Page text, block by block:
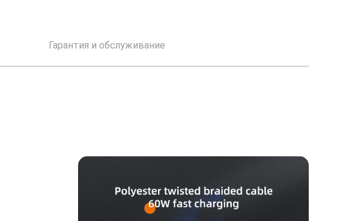
Гарантия и обслуживание